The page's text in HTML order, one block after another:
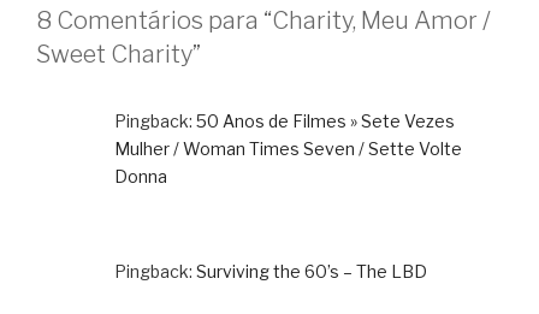
8 Comentários para “Charity, Meu Amor /
Sweet Charity”
Pingback: 50 Anos de Filmes » Sete Vezes
Mulher / Woman Times Seven / Sette Volte
Donna
Pingback: Surviving the 60’s – The LBD